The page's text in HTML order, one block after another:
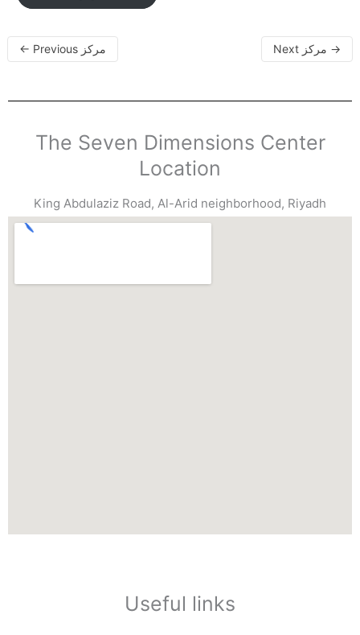
← Previous مركز →
The Seven Dimensions Center
Location
King Abdulaziz Road, Al-Arid neighborhood, Riyadh
Useful links